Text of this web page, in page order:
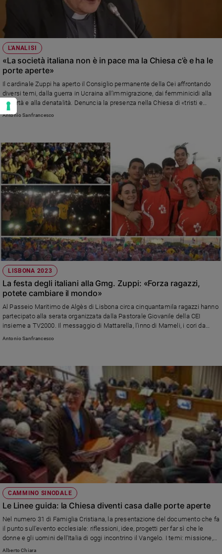
L'ANALISI
«La società italiana non è in pace ma la Chiesa c’è e ha le
porte aperte»
Il cardinale Zuppi ha aperto il Consiglio permanente della Cei affrontando
diversi temi, dalla guerra in Ucraina all’immigrazione, dai femminicidi alla
povertà e alla denatalità. Denuncia la presenza nella Chiesa di «tristi e
sterili polarizzazioni e di troppe resistenze» verso papa Francesco. E
Antonio Sanfrancesco
LISBONA 2023
La festa degli italiani alla Gmg. Zuppi: «Forza ragazzi,
potete cambiare il mondo»
Al Passeio Maritimo de Algès di Lisbona circa cinquantamila ragazzi hanno
partecipato alla serata organizzata dalla Pastorale Giovanile della CEI
insieme a TV2000. Il messaggio di Mattarella, l’inno di Mameli, i cori da
stadio e le bandiere, le testimonianze di Giusy Buscemi, la pallavolista
Antonio Sanfrancesco
CAMMINO SINODALE
Le Linee guida: la Chiesa diventi casa dalle porte aperte
Nel numero 31 di Famiglia Cristiana, la presentazione del documento che fa
il punto sull'evento ecclesiale: riflessioni, idee, progetti per far sì che le
donne e gli uomini dell'Italia di oggi incontrino il Vangelo. I temi: missione,
comunicazione, formazione, corresponsabilità, strutture. Nel maggio 2024 il
Alberto Chiara